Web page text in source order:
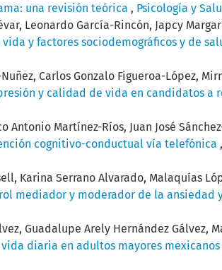
una revisión teórica , Psicología y
Leonardo García-Rincón, Japcy
y factores sociodemográficos y de
Carlos Gonzalo Figueroa-López,
y calidad de vida en candidatos a
Antonio Martínez-Ríos, Juan José
cognitivo-conductual vía telefónica ,
Karina Serrano Alvarado, Malaquías
mediador y moderador de la ansiedad
Guadalupe Arely Hernández Gálvez,
diaria en adultos mayores mexicanos